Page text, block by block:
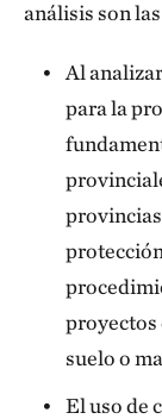
análisis son
Al
para la
proyectos
suelo o
El uso de